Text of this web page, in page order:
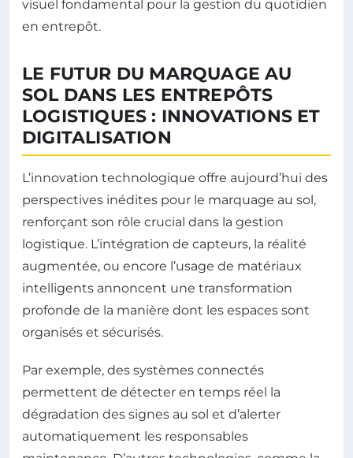
visuel fondamental pour la gestion du quotidien
en entrepôt.
LE FUTUR DU MARQUAGE AU
SOL DANS LES ENTREPÔTS
LOGISTIQUES : INNOVATIONS ET
DIGITALISATION
L’innovation technologique offre aujourd’hui des
perspectives inédites pour le marquage au sol,
renforçant son rôle crucial dans la gestion
logistique. L’intégration de capteurs, la réalité
augmentée, ou encore l’usage de matériaux
intelligents annoncent une transformation
profonde de la manière dont les espaces sont
organisés et sécurisés.
Par exemple, des systèmes connectés
permettent de détecter en temps réel la
dégradation des signes au sol et d’alerter
automatiquement les responsables